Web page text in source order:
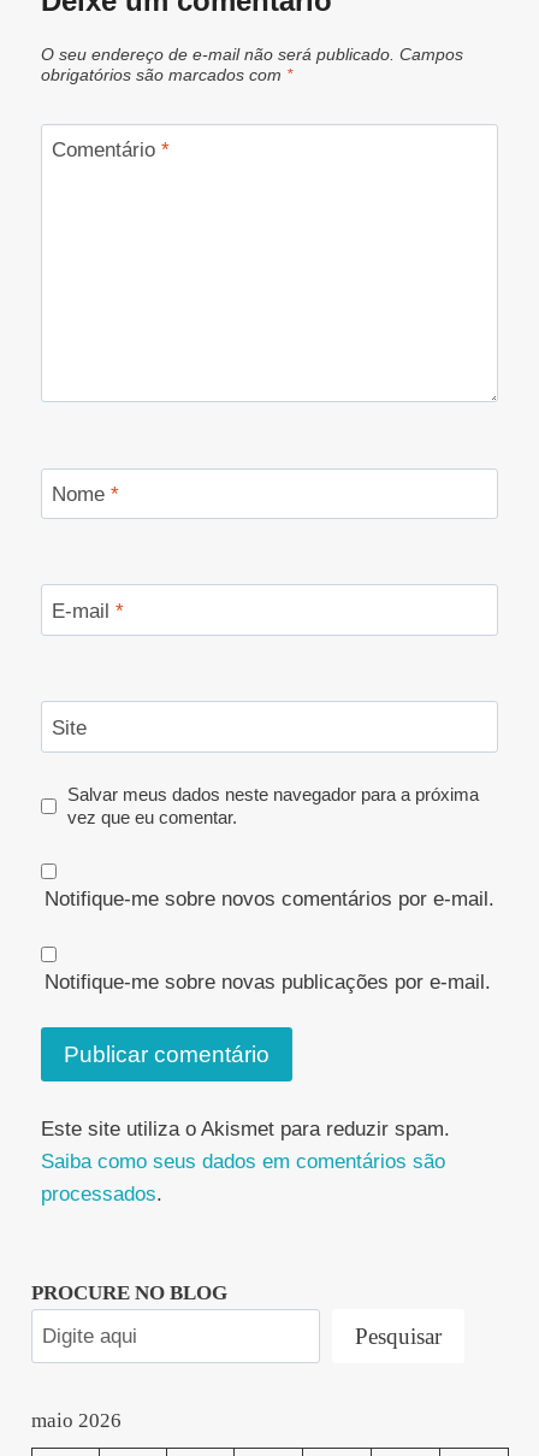
O seu endereço de e-mail não será publicado. Campos
obrigatórios são marcados com *
Comentário *
Nome *
E-mail *
Site
Salvar meus dados neste navegador para a próxima
vez que eu comentar.
Notifique-me sobre novos comentários por e-mail.
Notifique-me sobre novas publicações por e-mail.
Este site utiliza o Akismet para reduzir spam.
Saiba como seus dados em comentários são
processados.
PROCURE NO BLOG
Pesquisar
maio 2026